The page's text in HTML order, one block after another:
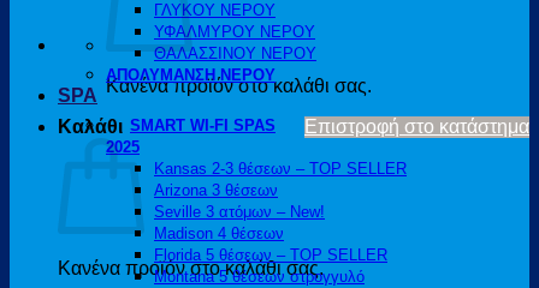
Κανένα προϊόν στο καλάθι σας.
Επιστροφή στο κατάστημα
Καλάθι
Κανένα προϊόν στο καλάθι σας.
ΓΛΥΚΟΥ ΝΕΡΟΥ
ΥΦΑΛΜΥΡΟΥ ΝΕΡΟΥ
ΘΑΛΑΣΣΙΝΟΥ ΝΕΡΟΥ
ΑΠΟΛΥΜΑΝΣΗ ΝΕΡΟΥ
SPA
SMART WI-FI SPAS
2025
Kansas 2-3 θέσεων – TOP SELLER
Arizona 3 θέσεων
Seville 3 ατόμων – New!
Madison 4 θέσεων
Florida 5 θέσεων – TOP SELLER
Montana 5 θέσεων στρογγυλό